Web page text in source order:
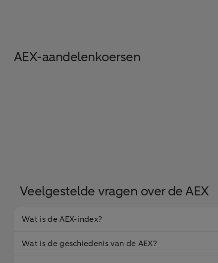
AEX-aandelenkoersen
Veelgestelde vragen over de AEX
Wat is de AEX-index?
Wat is de geschiedenis van de AEX?